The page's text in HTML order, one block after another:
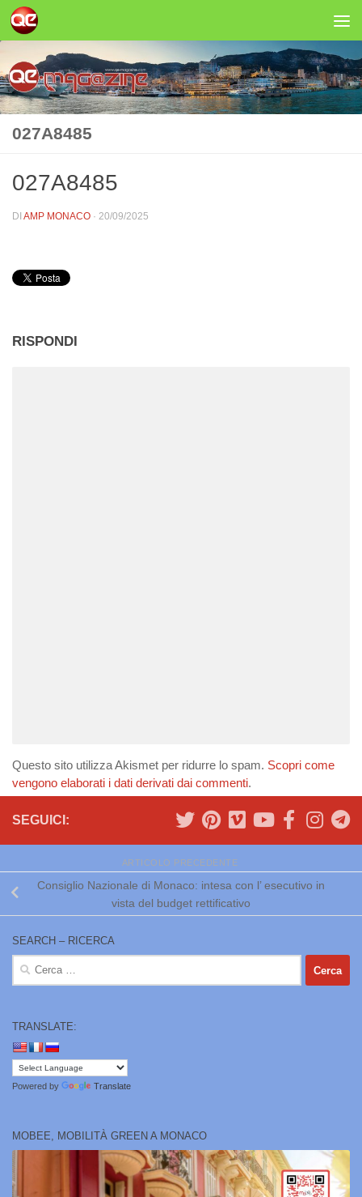
Salta al contenuto
027A8485
027A8485
DI AMP MONACO · 20/09/2025
RISPONDI
Questo sito utilizza Akismet per ridurre lo spam. Scopri come
vengono elaborati i dati derivati dai commenti.
SEGUICI:
ARTICOLO PRECEDENTE
Consiglio Nazionale di Monaco: intesa con l’ esecutivo in
vista del budget rettificativo
SEARCH – RICERCA
Ricerca
per:
TRANSLATE:
Powered by Translate
MOBEE, MOBILITÀ GREEN A MONACO